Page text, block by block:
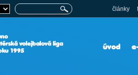
články
úvod